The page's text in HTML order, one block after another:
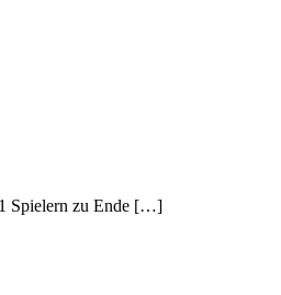
Spielern zu Ende […]